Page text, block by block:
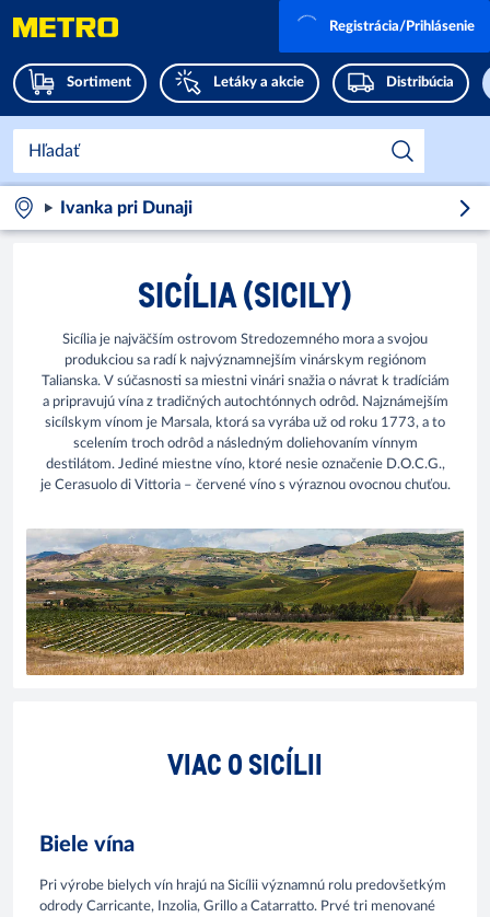
Sortiment Letáky a akcie Distribúcia
Registrácia/Prihlásenie
Ivanka pri Dunaji
SICÍLIA (SICILY)
Sicília je najväčším ostrovom Stredozemného mora a svojou
produkciou sa radí k najvýznamnejším vinárskym regiónom
Talianska. V súčasnosti sa miestni vinári snažia o návrat k tradíciám
a pripravujú vína z tradičných autochtónnych odrôd. Najznámejším
sicílskym vínom je Marsala, ktorá sa vyrába už od roku 1773, a to
scelením troch odrôd a následným doliehovaním vínnym
destilátom. Jediné miestne víno, ktoré nesie označenie D.O.C.G.,
je Cerasuolo di Vittoria – červené víno s výraznou ovocnou chuťou.
VIAC O SICÍLII
Biele vína
Pri výrobe bielych vín hrajú na Sicílii významnú rolu predovšetkým
odrody Carricante, Inzolia, Grillo a Catarratto. Prvé tri menované